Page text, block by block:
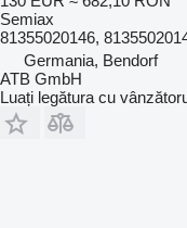
Semiax
81355020146,
Germania, Bendorf
ATB GmbH
Luați legătura cu